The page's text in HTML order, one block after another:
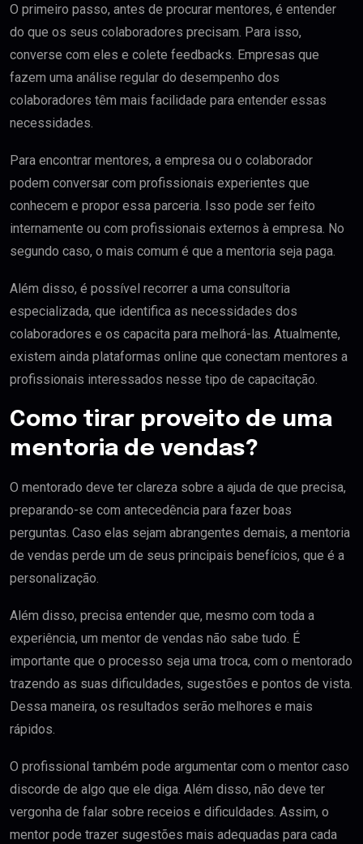
O primeiro passo, antes de procurar mentores, é entender
do que os seus colaboradores precisam. Para isso,
converse com eles e colete feedbacks. Empresas que
fazem uma análise regular do desempenho dos
colaboradores têm mais facilidade para entender essas
necessidades.
Para encontrar mentores, a empresa ou o colaborador
podem conversar com profissionais experientes que
conhecem e propor essa parceria. Isso pode ser feito
internamente ou com profissionais externos à empresa. No
segundo caso, o mais comum é que a mentoria seja paga.
Além disso, é possível recorrer a uma consultoria
especializada, que identifica as necessidades dos
colaboradores e os capacita para melhorá-las. Atualmente,
existem ainda plataformas online que conectam mentores a
profissionais interessados nesse tipo de capacitação.
Como tirar proveito de uma
mentoria de vendas?
O mentorado deve ter clareza sobre a ajuda de que precisa,
preparando-se com antecedência para fazer boas
perguntas. Caso elas sejam abrangentes demais, a mentoria
de vendas perde um de seus principais benefícios, que é a
personalização.
Além disso, precisa entender que, mesmo com toda a
experiência, um mentor de vendas não sabe tudo. É
importante que o processo seja uma troca, com o mentorado
trazendo as suas dificuldades, sugestões e pontos de vista.
Dessa maneira, os resultados serão melhores e mais
rápidos.
O profissional também pode argumentar com o mentor caso
discorde de algo que ele diga. Além disso, não deve ter
vergonha de falar sobre receios e dificuldades. Assim, o
mentor pode trazer sugestões mais adequadas para cada